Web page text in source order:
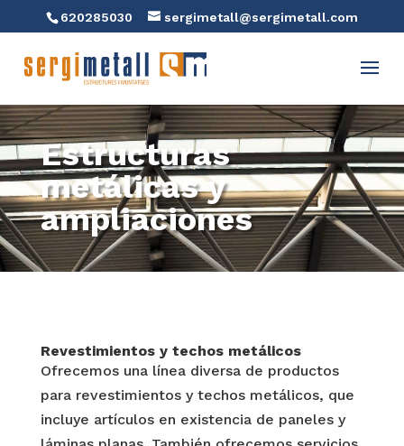
620285030 sergimetall@sergimetall.com
Estructuras
metálicas y
ampliaciones
Revestimientos y techos metálicos
Ofrecemos una línea diversa de productos
para revestimientos y techos metálicos, que
incluye artículos en existencia de paneles y